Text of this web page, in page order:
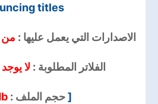
titles
الاصدارات التي يعمل عليها : من CS5 الي CC2017
الفلاتر المطلوبة : لا يوجد No Plugins
[حجم الملف :